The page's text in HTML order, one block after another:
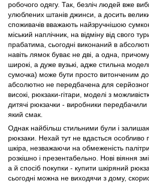
робочого одягу. Так, безліч людей вже
улюблених штанів джинси, а досить
споживачів вважають найзручнішою
міський наплічник, на відміну від свого
прабатима, сьогодні виконаний в
навіть лямок буває не дві, а одна,
широкі, а дуже вузькі, адже стильна
сумочка) може бути просто витонченим
абсолютно не передбачена для
високі, рюкзаки-гітари, моделі з
дитячі рюкзачки - виробники
який смак.
Однак найбільш стильними були і
рюкзаки. Нехай тут не вдасться
шкіра, незважаючи на обмеженість
розкішно і презентабельно. Нові віяння
а й спосіб покупки - купити шкіряний
сьогодні можна не виходячи з дому,